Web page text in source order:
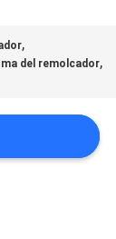
,
del remolcador,